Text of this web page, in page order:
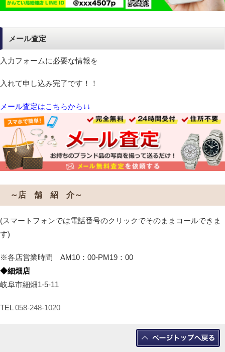
メール査定
入力フォームに必要な情報を
入れて申し込み完了です！！
メール査定はこちらから↓↓
～店 舗 紹 介～
(スマートフォンでは電話番号のクリックでそのままコールできま
す)
※各店営業時間 AM10：00-PM19：00
◆細畑店
岐阜市細畑1-5-11
TEL058-248-1020